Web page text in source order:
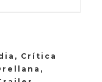
, Crítica
,